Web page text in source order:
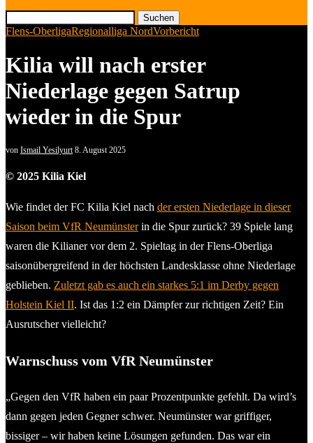
Suchen
Flens-OberligaRegionalliga NordVorbericht
Kilia will nach erster
Niederlage gegen Satrup
wieder in die Spur
von Ismail Yesilyurt 8. August 2025
© 2025 Kilia Kiel
Wie findet der FC Kilia Kiel nach der ersten Niederlage in dieser
Saison beim VfR Neumünsterin die Spur zurück? 39 Spiele lang
waren die Kilianer vor dem 2. Spieltag in der Flens-Oberliga
saisonübergreifend in der höchsten Landesklasse ohne Niederlage
geblieben. Zuletzt gab es auch ein starkes 5:1 im Derby gegen
Holstein Kiel II. Ist das 1:2 ein Dämpfer zur richtigen Zeit? Ein
Ausrutscher vielleicht?
Warnschuss vom VfR Neumünster
„Gegen den VfR haben ein paar Prozentpunkte gefehlt. Da wird’s
dann gegen jeden Gegner schwer. Neumünster war griffiger,
bissiger – wir haben keine Lösungen gefunden. Das war ein